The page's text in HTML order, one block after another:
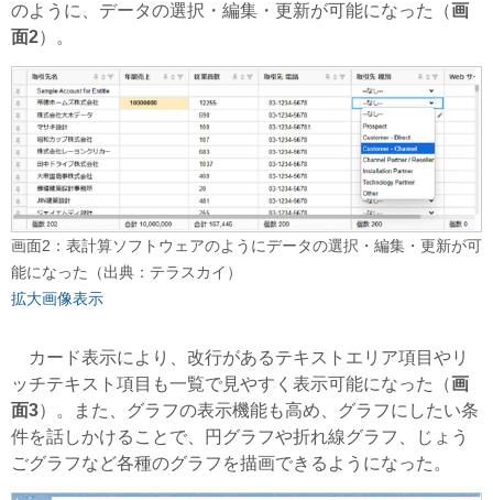
のように、データの選択・編集・更新が可能になった（画
面2）。
画面2：表計算ソフトウェアのようにデータの選択・編集・更新が可
能になった（出典：テラスカイ）
拡大画像表示
カード表示により、改行があるテキストエリア項目やリ
ッチテキスト項目も一覧で見やすく表示可能になった（画
面3）。また、グラフの表示機能も高め、グラフにしたい条
件を話しかけることで、円グラフや折れ線グラフ、じょう
ごグラフなど各種のグラフを描画できるようになった。